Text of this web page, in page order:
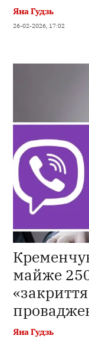
Яна Гудзь
26-02-2026, 17:02
майже
Яна Гудзь